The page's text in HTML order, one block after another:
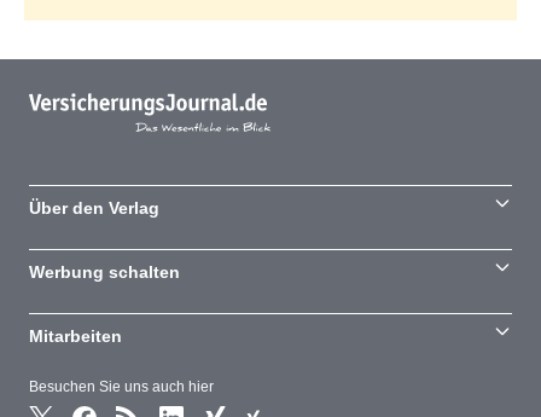
Besuchen Sie uns auch hier
Über den Verlag
Werbung schalten
Mitarbeiten